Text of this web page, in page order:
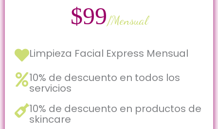
$99/Mensual
Limpieza Facial Express Mensual
10% de descuento en todos los
servicios
10% de descuento en productos de
skincare